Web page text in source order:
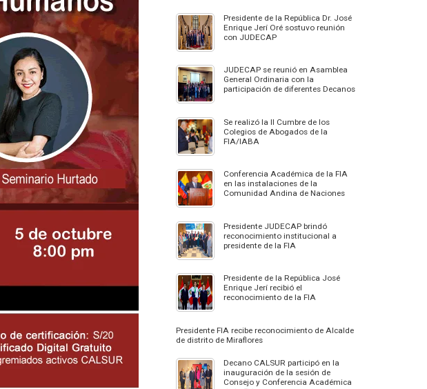
Presidente de la República Dr. José
Enrique Jerí Oré sostuvo reunión
con JUDECAP
JUDECAP se reunió en Asamblea
General Ordinaria con la
participación de diferentes Decanos
Se realizó la II Cumbre de los
Colegios de Abogados de la
FIA/IABA
Conferencia Académica de la FIA
en las instalaciones de la
Comunidad Andina de Naciones
Presidente JUDECAP brindó
reconocimiento institucional a
presidente de la FIA
Presidente de la República José
Enrique Jerí recibió el
reconocimiento de la FIA
Presidente FIA recibe reconocimiento de Alcalde
de distrito de Miraflores
Decano CALSUR participó en la
inauguración de la sesión de
Consejo y Conferencia Académica